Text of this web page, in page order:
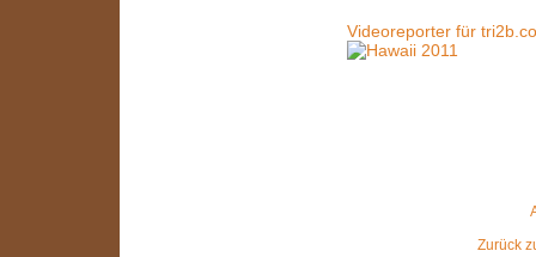
Videoreporter für
Zurück